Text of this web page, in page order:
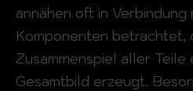
annähen oft in Verbindung
Komponenten betrachtet,
Zusammenspiel aller Teile
Gesamtbild erzeugt.